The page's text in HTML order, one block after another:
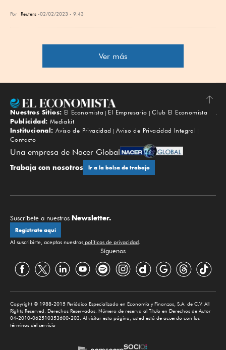
Por Reuters 02/02/2023 - 9:43
Ver más
Subir
Nuestros Sitios: El Economista El Empresario
Club El Economista
Publicidad: Mediakit
Institucional: Aviso de Privacidad
Aviso de Privacidad Integral
Contacto
Una empresa de Nacer Global
Trabaja con nosotros Ir a la bolsa de trabajo
Suscríbete a nuestros Newsletter.
Regístrate aquí
Al suscribirte, aceptas nuestras políticas de privacidad.
Síguenos
Copyright © 1988-2015 Periódico Especializado en Economía y Finanzas, S.A. de C.V. All
Rights Reserved. Derechos Reservados. Número de reserva al Título en Derechos de Autor
04-2010-062510353600-203. Al visitar esta página, usted está de acuerdo con los
términos del servicio